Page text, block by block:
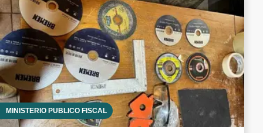
MINISTERIO PÚBLICO FISCAL